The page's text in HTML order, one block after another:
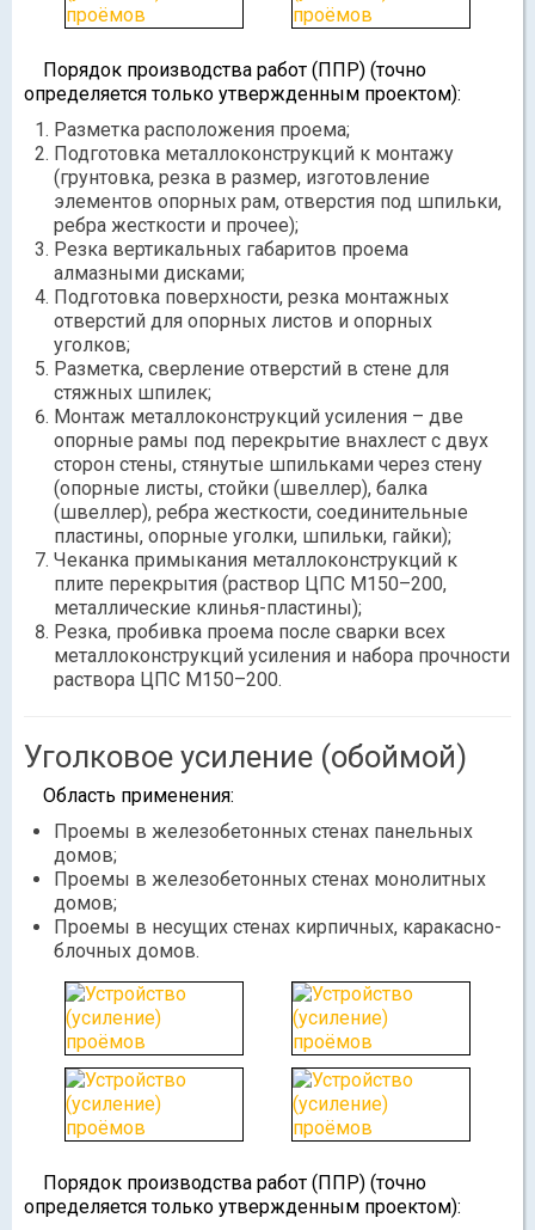
Порядок производства работ (ППР) (точно
определяется только утвержденным проектом):
Разметка расположения проема;
Подготовка металлоконструкций к монтажу
(грунтовка, резка в размер, изготовление
элементов опорных рам, отверстия под шпильки,
ребра жесткости и прочее);
Резка вертикальных габаритов проема
алмазными дисками;
Подготовка поверхности, резка монтажных
отверстий для опорных листов и опорных
уголков;
Разметка, сверление отверстий в стене для
стяжных шпилек;
Монтаж металлоконструкций усиления – две
опорные рамы под перекрытие внахлест с двух
сторон стены, стянутые шпильками через стену
(опорные листы, стойки (швеллер), балка
(швеллер), ребра жесткости, соединительные
пластины, опорные уголки, шпильки, гайки);
Чеканка примыкания металлоконструкций к
плите перекрытия (раствор ЦПС М150–200,
металлические клинья-пластины);
Резка, пробивка проема после сварки всех
металлоконструкций усиления и набора прочности
раствора ЦПС М150–200.
Уголковое усиление (обоймой)
Область применения:
Проемы в железобетонных стенах панельных
домов;
Проемы в железобетонных стенах монолитных
домов;
Проемы в несущих стенах кирпичных, каракасно-
блочных домов.
Порядок производства работ (ППР) (точно
определяется только утвержденным проектом):